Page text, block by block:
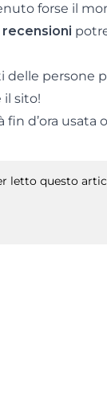
forse il
persone
il sito!
d’ora usata
letto questo